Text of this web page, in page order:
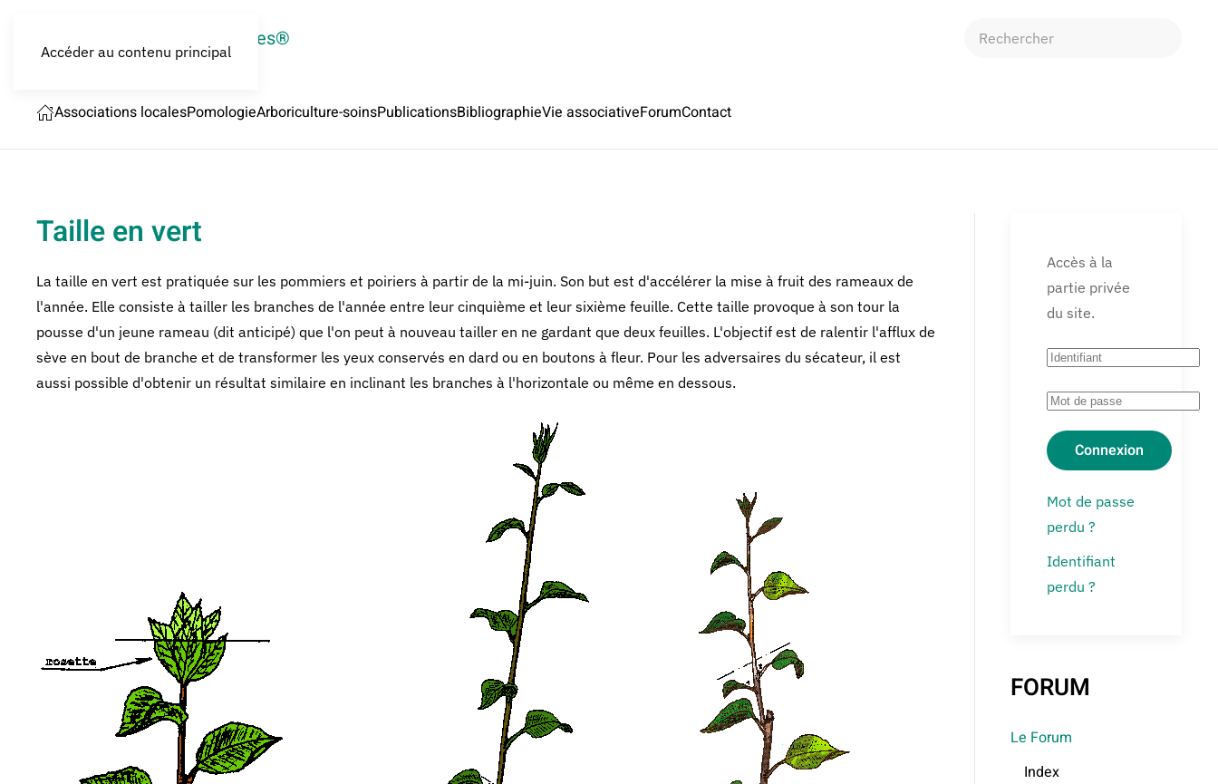
Accéder au contenu principal
LES CROQUEURS de pommes®
Associations localesPomologieArboriculture-soinsPublicationsBibliographieVie associativeForumContact
Taille en vert
La taille en vert est pratiquée sur les pommiers et poiriers à partir de la mi-juin. Son but est d'accélérer la mise à fruit des rameaux de
l'année. Elle consiste à tailler les branches de l'année entre leur cinquième et leur sixième feuille. Cette taille provoque à son tour la
pousse d'un jeune rameau (dit anticipé) que l'on peut à nouveau tailler en ne gardant que deux feuilles. L'objectif est de ralentir l'afflux de
sève en bout de branche et de transformer les yeux conservés en dard ou en boutons à fleur. Pour les adversaires du sécateur, il est
aussi possible d'obtenir un résultat similaire en inclinant les branches à l'horizontale ou même en dessous.
Accès à la
partie privée
du site.
Connexion
Mot de passe
perdu ?
Identifiant
perdu ?
FORUM
Le Forum
Index